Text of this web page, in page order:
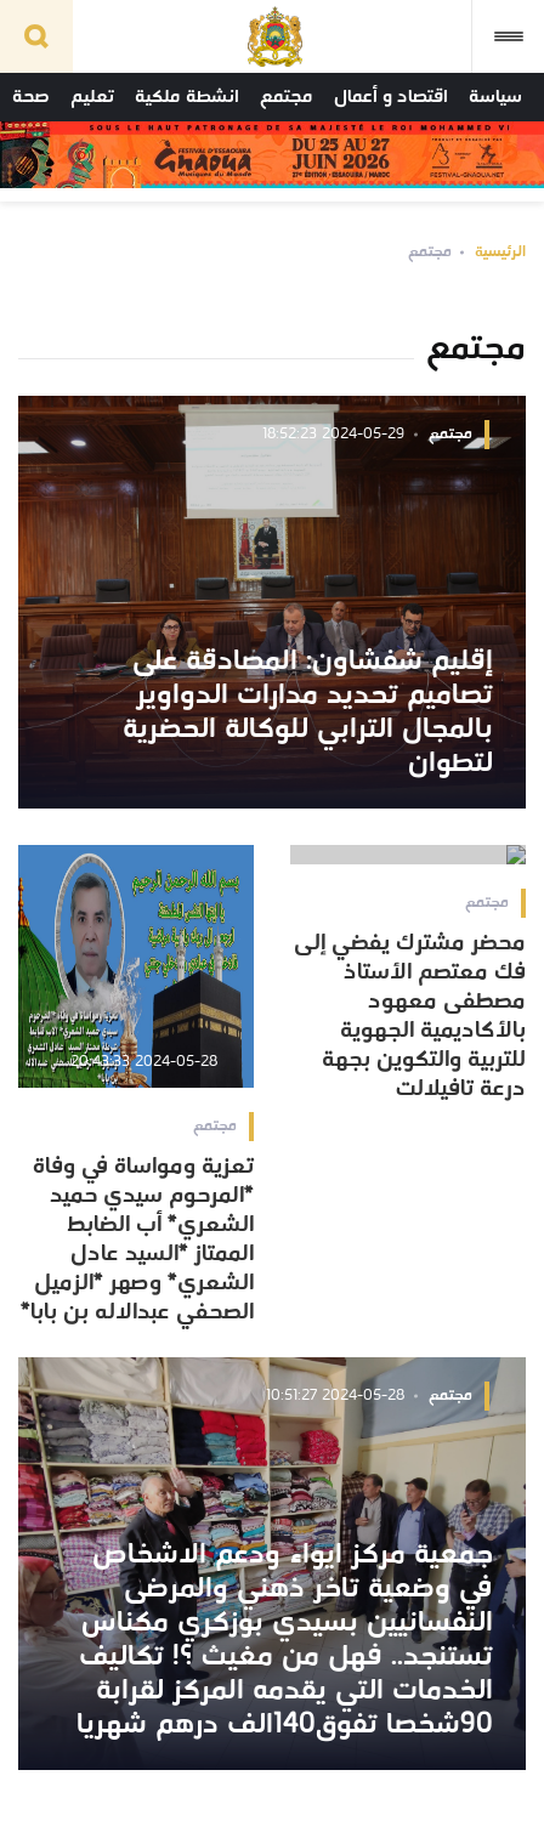
سياسة اقتصاد و أعمال مجتمع انشطة ملكية تعليم صحة
الرئيسية مجتمع
مجتمع
مجتمع 2024-05-29 18:52:23
إقليم شفشاون: المصادقة على
تصاميم تحديد مدارات الدواوير
بالمجال الترابي للوكالة الحضرية
لتطوان
2024-05-29 11:38:37
مجتمع
محضر مشترك يفضي إلى
فك معتصم الأستاذ
مصطفى معهود
بالأكاديمية الجهوية
للتربية والتكوين بجهة
درعة تافيلالت
2024-05-28 20:43:33
مجتمع
تعزية ومواساة في وفاة
*المرحوم سيدي حميد
الشعري* أب الضابط
الممتاز *السيد عادل
الشعري* وصهر *الزميل
الصحفي عبدالاله بن بابا*
مجتمع 2024-05-28 10:51:27
جمعية مركز ايواء ودعم الاشخاص
في وضعية تاخر ذهني والمرضى
النفسانيين بسيدي بوزكري مكناس
تستنجد.. فهل من مغيث ؟! تكاليف
الخدمات التي يقدمه المركز لقرابة
90شخصا تفوق140الف درهم شهريا